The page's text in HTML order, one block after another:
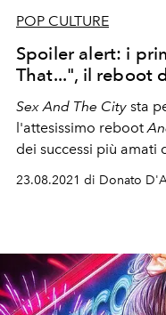
POP CULTURE
Spoiler alert: i
That...", il reboot
Sex And The City sta
l'attesissimo reboot
dei successi più amati
Davis e Chris Noth, i
23.08.2021 di Donato